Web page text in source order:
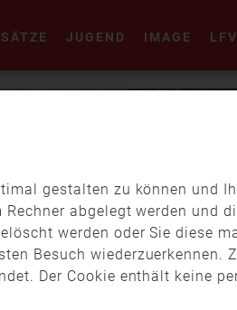
JUGEND IMAGE
gestalten zu können und
abgelegt werden und
werden oder Sie diese
Besuch
Der Cookie enthält keine